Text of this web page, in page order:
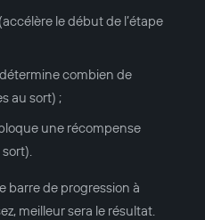
le début de l’étape
combien de
au sort) ;
une récompense
barre de progression à
meilleur sera le résultat.